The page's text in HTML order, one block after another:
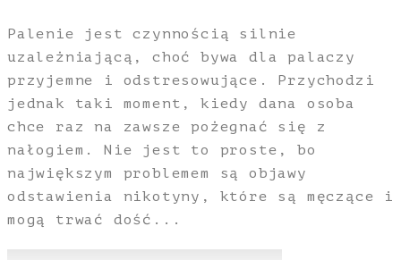
Palenie jest czynnością silnie
uzależniającą, choć bywa dla palaczy
przyjemne i odstresowujące. Przychodzi
jednak taki moment, kiedy dana osoba
chce raz na zawsze pożegnać się z
nałogiem. Nie jest to proste, bo
największym problemem są objawy
odstawienia nikotyny, które są męczące i
mogą trwać dość...